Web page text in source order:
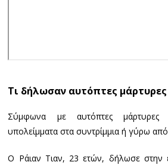
Τι δήλωσαν αυτόπτες μάρτυρες
Σύμφωνα με αυτόπτες μάρτυρες
υπολείμματα στα συντρίμμια ή γύρω
Ο Ράιαν Τιαν, 23 ετών, δήλωσε στην